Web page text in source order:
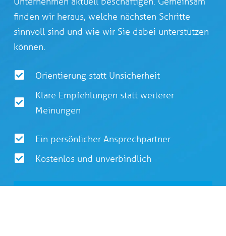
finden wir heraus, welche nächsten Schritte
sinnvoll sind und wie wir Sie dabei unterstützen
können.
Orientierung statt Unsicherheit
Klare Empfehlungen statt weiterer
Meinungen
Ein persönlicher Ansprechpartner
Kostenlos und unverbindlich